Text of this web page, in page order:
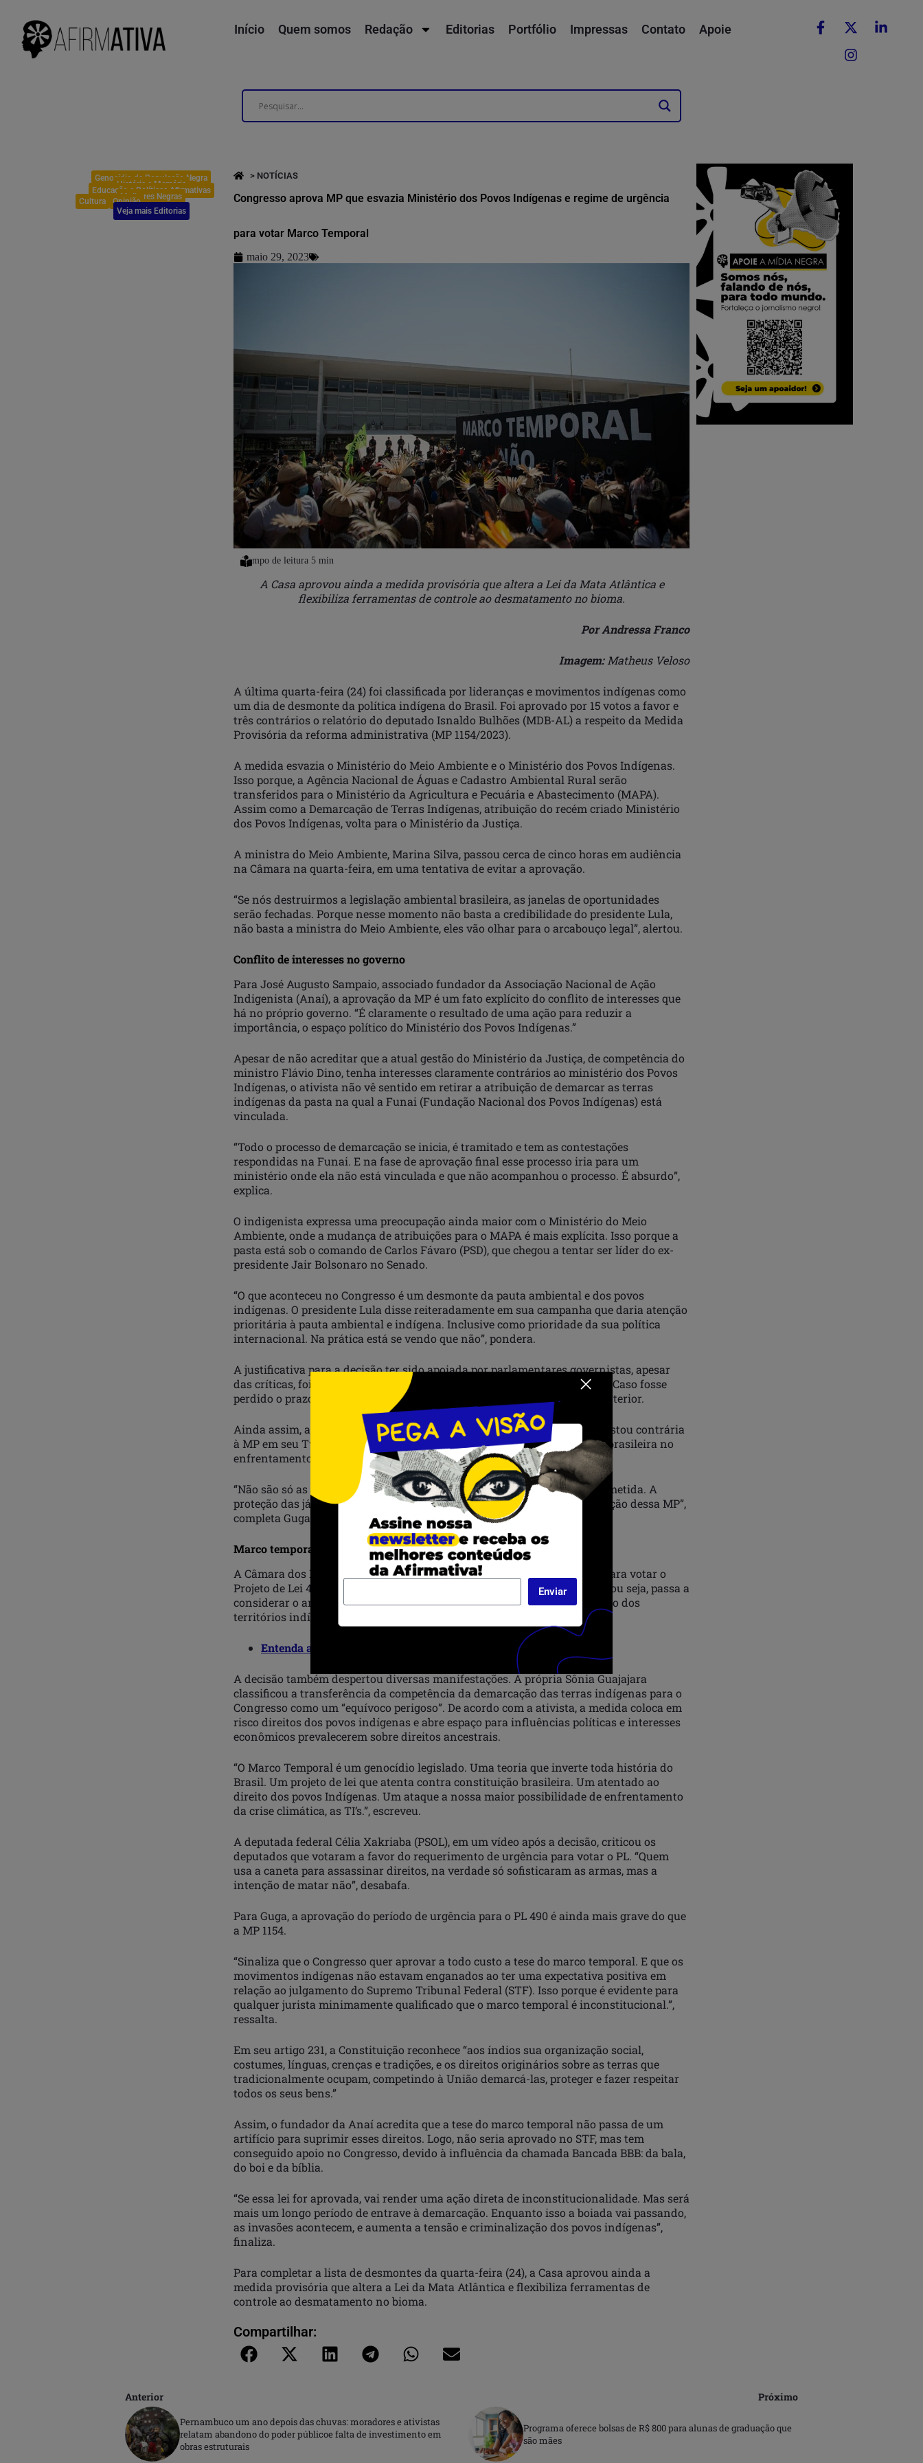
Início Quem somos Redação Editorias Portfólio Impressas Contato Apoie
Genocídio da População Negra
História e Memória
Educação e Políticas Afirmativas
Mulheres Negras
Cultura
Opinião
Veja mais Editorias
> NOTÍCIAS
Congresso aprova MP que esvazia Ministério dos Povos Indígenas e regime de urgência
para votar Marco Temporal
maio 29, 2023
A Casa aprovou ainda a medida provisória que altera a Lei da Mata Atlântica e
flexibiliza ferramentas de controle ao desmatamento no bioma.
Por Andressa Franco
Imagem: Matheus Veloso
A última quarta-feira (24) foi classificada por lideranças e movimentos indígenas como
um dia de desmonte da política indígena do Brasil. Foi aprovado por 15 votos a favor e
três contrários o relatório do deputado Isnaldo Bulhões (MDB-AL) a respeito da Medida
Provisória da reforma administrativa (MP 1154/2023).
A medida esvazia o Ministério do Meio Ambiente e o Ministério dos Povos Indígenas.
Isso porque, a Agência Nacional de Águas e Cadastro Ambiental Rural serão
transferidos para o Ministério da Agricultura e Pecuária e Abastecimento (MAPA).
Assim como a Demarcação de Terras Indígenas, atribuição do recém criado Ministério
dos Povos Indígenas, volta para o Ministério da Justiça.
A ministra do Meio Ambiente, Marina Silva, passou cerca de cinco horas em audiência
na Câmara na quarta-feira, em uma tentativa de evitar a aprovação.
“Se nós destruirmos a legislação ambiental brasileira, as janelas de oportunidades
serão fechadas. Porque nesse momento não basta a credibilidade do presidente Lula,
não basta a ministra do Meio Ambiente, eles vão olhar para o arcabouço legal”, alertou.
Conflito de interesses no governo
Para José Augusto Sampaio, associado fundador da Associação Nacional de Ação
Indigenista (Anaí), a aprovação da MP é um fato explícito do conflito de interesses que
há no próprio governo. “É claramente o resultado de uma ação para reduzir a
importância, o espaço político do Ministério dos Povos Indígenas.”
Apesar de não acreditar que a atual gestão do Ministério da Justiça, de competência do
ministro Flávio Dino, tenha interesses claramente contrários ao ministério dos Povos
Indígenas, o ativista não vê sentido em retirar a atribuição de demarcar as terras
indígenas da pasta na qual a Funai (Fundação Nacional dos Povos Indígenas) está
vinculada.
“Todo o processo de demarcação se inicia, é tramitado e tem as contestações
respondidas na Funai. E na fase de aprovação final esse processo iria para um
ministério onde ela não está vinculada e que não acompanhou o processo. É absurdo”,
explica.
O indigenista expressa uma preocupação ainda maior com o Ministério do Meio
Ambiente, onde a mudança de atribuições para o MAPA é mais explícita. Isso porque a
pasta está sob o comando de Carlos Fávaro (PSD), que chegou a tentar ser líder do ex-
presidente Jair Bolsonaro no Senado.
“O que aconteceu no Congresso é um desmonte da pauta ambiental e dos povos
indígenas. O presidente Lula disse reiteradamente em sua campanha que daria atenção
prioritária à pauta ambiental e indígena. Inclusive como prioridade da sua política
internacional. Na prática está se vendo que não”, pondera.
A justificativa para a decisão ter sido apoiada por parlamentares governistas, apesar
das críticas, foi o prazo para votar a medida, que vence no dia 1 de junho. Caso fosse
perdido o prazo, a configuração ministerial voltaria a ser a do governo anterior.
Ainda assim, a ministra dos Povos Indígenas, Sônia Guajajara, se manifestou contrária
à MP em seu Twitter, onde afirmou que a medida anula a representação brasileira no
enfrentamento da crise climática e preservação ambiental.
“Não são só as demarcações das terras não demarcadas que fica comprometida. A
proteção das já demarcadas fica absolutamente vulnerável com a aprovação dessa MP”,
completa Guga.
Marco temporal em regime de urgência
A Câmara dos Deputados também aprovou o requerimento de urgência para votar o
Projeto de Lei 490. O PL inclui na constituição a tese do Marco Temporal, ou seja, passa a
considerar o ano de 1989 como marco para o reconhecimento da ocupação dos
territórios indígenas, desrespeitando o direito originário à terra.
Entenda a tese do Marco Temporal
A decisão também despertou diversas manifestações. A própria Sônia Guajajara
classificou a transferência da competência da demarcação das terras indígenas para o
Congresso como um “equívoco perigoso”. De acordo com a ativista, a medida coloca em
risco direitos dos povos indígenas e abre espaço para influências políticas e interesses
econômicos prevalecerem sobre direitos ancestrais.
“O Marco Temporal é um genocídio legislado. Uma teoria que inverte toda história do
Brasil. Um projeto de lei que atenta contra constituição brasileira. Um atentado ao
direito dos povos Indígenas. Um ataque a nossa maior possibilidade de enfrentamento
da crise climática, as TI’s.”, escreveu.
A deputada federal Célia Xakriaba (PSOL), em um vídeo após a decisão, criticou os
deputados que votaram a favor do requerimento de urgência para votar o PL. “Quem
usa a caneta para assassinar direitos, na verdade só sofisticaram as armas, mas a
intenção de matar não”, desabafa.
Para Guga, a aprovação do período de urgência para o PL 490 é ainda mais grave do que
a MP 1154.
“Sinaliza que o Congresso quer aprovar a todo custo a tese do marco temporal. E que os
movimentos indígenas não estavam enganados ao ter uma expectativa positiva em
relação ao julgamento do Supremo Tribunal Federal (STF). Isso porque é evidente para
qualquer jurista minimamente qualificado que o marco temporal é inconstitucional.”,
ressalta.
Em seu artigo 231, a Constituição reconhece “aos índios sua organização social,
costumes, línguas, crenças e tradições, e os direitos originários sobre as terras que
tradicionalmente ocupam, competindo à União demarcá-las, proteger e fazer respeitar
todos os seus bens.”
Assim, o fundador da Anaí acredita que a tese do marco temporal não passa de um
artifício para suprimir esses direitos. Logo, não seria aprovado no STF, mas tem
conseguido apoio no Congresso, devido à influência da chamada Bancada BBB: da bala,
do boi e da bíblia.
“Se essa lei for aprovada, vai render uma ação direta de inconstitucionalidade. Mas será
mais um longo período de entrave à demarcação. Enquanto isso a boiada vai passando,
as invasões acontecem, e aumenta a tensão e criminalização dos povos indígenas”,
finaliza.
Para completar a lista de desmontes da quarta-feira (24), a Casa aprovou ainda a
medida provisória que altera a Lei da Mata Atlântica e flexibiliza ferramentas de
controle ao desmatamento no bioma.
Compartilhar:
Anterior
Pernambuco um ano depois das chuvas: moradores e ativistas
relatam abandono do poder públicoe falta de investimento em
obras estruturais
Próximo
Programa oferece bolsas de R$ 800 para alunas de graduação que
são mães
Enviar